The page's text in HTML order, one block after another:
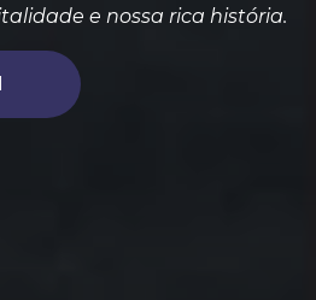
e nossa rica história.